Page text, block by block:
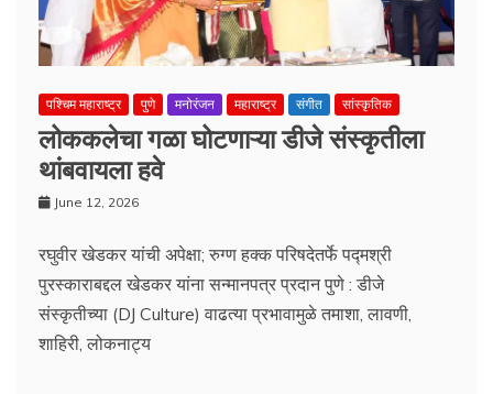
पश्चिम महाराष्ट्र पुणे मनोरंजन महाराष्ट्र संगीत सांस्कृतिक
लोककलेचा गळा घोटणाऱ्या डीजे संस्कृतीला
थांबवायला हवे
June 12, 2026
रघुवीर खेडकर यांची अपेक्षा; रुग्ण हक्क परिषदेतर्फे पद्मश्री
पुरस्काराबद्दल खेडकर यांना सन्मानपत्र प्रदान पुणे : डीजे
संस्कृतीच्या (DJ Culture) वाढत्या प्रभावामुळे तमाशा, लावणी,
शाहिरी, लोकनाट्य